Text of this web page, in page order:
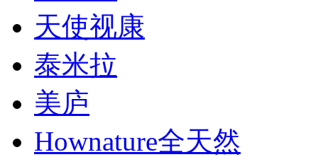
天使视康
泰米拉
美庐
Hownature全天然